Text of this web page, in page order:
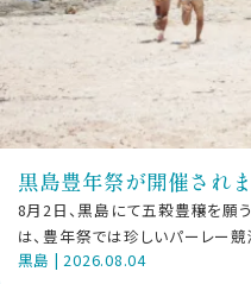
黒島豊年祭が開催され
8月2日、黒島にて五穀豊穣を願
は、豊年祭では珍しいパーレー競
が浜から船へ向けて全力で駆け
黒島 | 2026.08.04